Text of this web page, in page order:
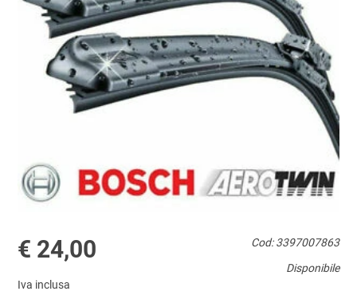
€ 24,00
Iva inclusa
Cod: 3397007863
Disponibile